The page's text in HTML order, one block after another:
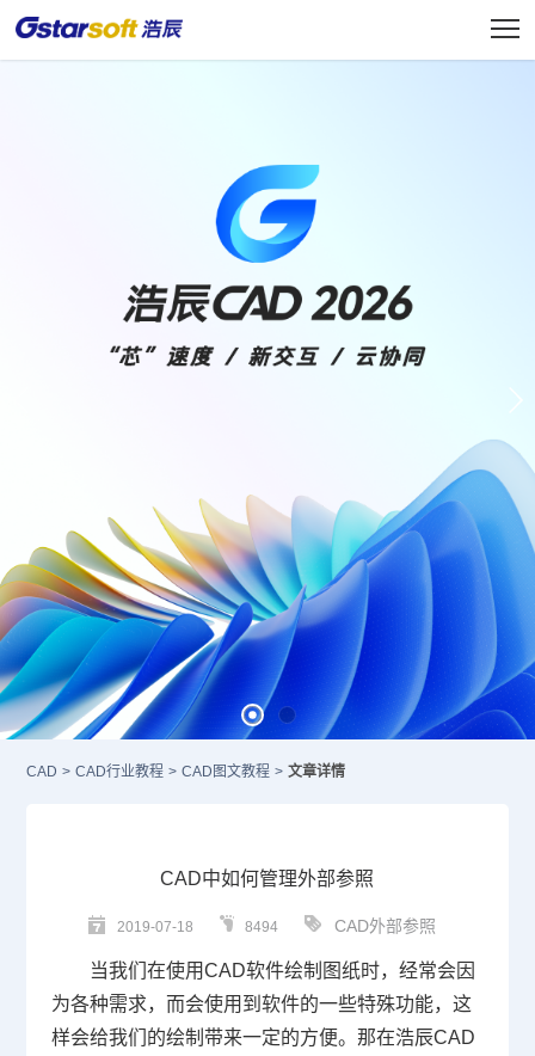
CAD > CAD行业教程 > CAD图文教程 > 文章详情
CAD中如何管理外部参照
2019-07-18 8494 CAD外部参照
当我们在使用CAD软件绘制图纸时，经常会因
为各种需求，而会使用到软件的一些特殊功能，这
样会给我们的绘制带来一定的方便。那在浩辰CAD